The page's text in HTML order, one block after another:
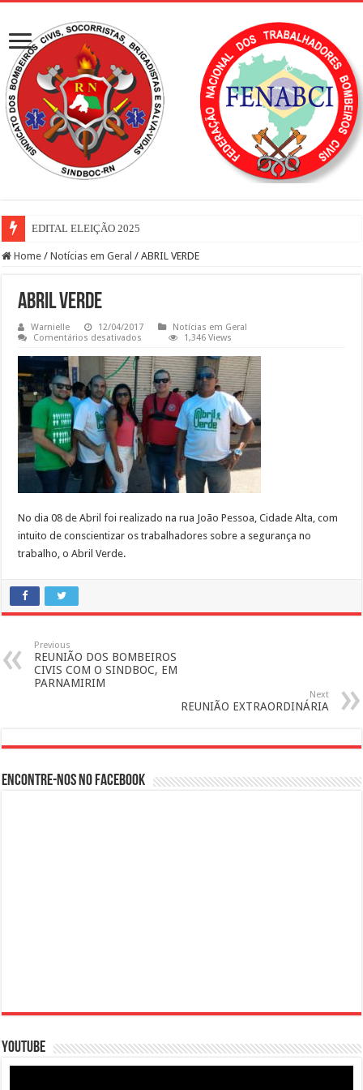
EDITAL ELEIÇÃO 2025
Home / Notícias em Geral / ABRIL VERDE
ABRIL VERDE
Warnielle 12/04/2017
Notícias em Geral
Comentários desativados
VERDE
1,346 Views
No dia 08 de Abril foi realizado na rua João Pessoa, Cidade Alta, com
intuito de conscientizar os trabalhadores sobre a segurança no
trabalho, o Abril Verde.
Previous
REUNIÃO DOS BOMBEIROS
CIVIS COM O SINDBOC, EM
PARNAMIRIM
Next
REUNIÃO EXTRAORDINÁRIA
Encontre-nos no Facebook
Youtube